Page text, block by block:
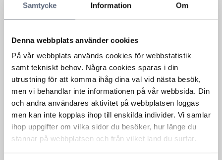
Samtycke Information Om
Denna webbplats använder cookies
På vår webbplats används cookies för webbstatistik
samt tekniskt behov. Några cookies sparas i din
utrustning för att komma ihåg dina val vid nästa besök,
men vi behandlar inte informationen på vår webbsida. Din
och andra användares aktivitet på webbplatsen loggas
men kan inte kopplas ihop till enskilda individer. Vi samlar
ihop uppgifter om vilka sidor du besöker, hur länge du
stannar på webbplatsen och från vilket land du surfar.
Vad gäller om ett avtalsvillkor tolkas på
olika sätt?
Är jag bunden av ett oskäligt
avtalsvillkor?
Kan jag bli bunden utan att ha beställt
någonting?